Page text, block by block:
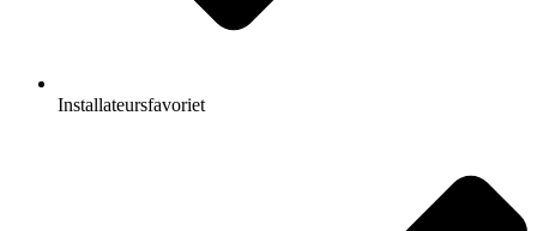
Installateursfavoriet